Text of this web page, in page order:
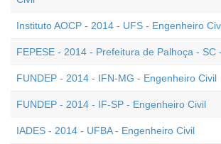
Instituto AOCP - 2014 - UFS - Engenheiro
FEPESE - 2014 - Prefeitura de Palhoça - SC
FUNDEP - 2014 - IFN-MG - Engenheiro Civil
FUNDEP - 2014 - IF-SP - Engenheiro Civil
IADES - 2014 - UFBA - Engenheiro Civil